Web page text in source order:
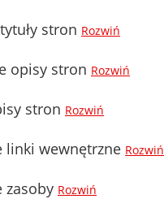
stron Rozwiń
opisy stron Rozwiń
stron Rozwiń
linki wewnętrzne Rozwiń
zasoby Rozwiń